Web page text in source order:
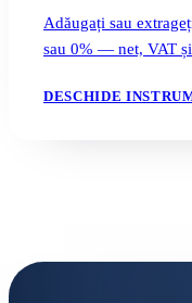
Adăugați sau
sau 0% — net, VAT
DESCHIDE